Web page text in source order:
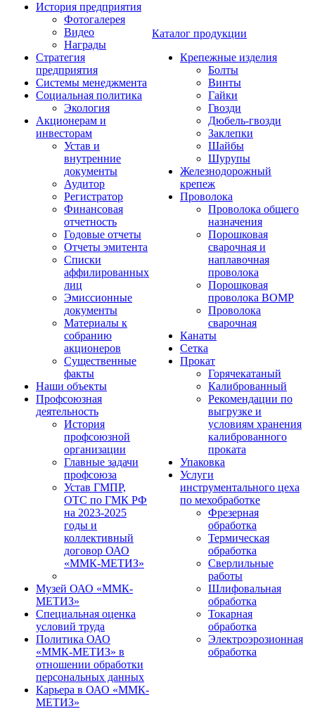
История предприятия
Фотогалерея
Видео
Награды
Стратегия
предприятия
Системы менеджмента
Социальная политика
Экология
Акционерам и
инвесторам
Устав и
внутренние
документы
Аудитор
Регистратор
Финансовая
отчетность
Годовые отчеты
Отчеты эмитента
Списки
аффилированных
лиц
Эмиссионные
документы
Материалы к
собранию
акционеров
Существенные
факты
Наши объекты
Профсоюзная
деятельность
История
профсоюзной
организации
Главные задачи
профсоюза
Устав ГМПР,
ОТС по ГМК РФ
на 2023-2025
годы и
коллективный
договор ОАО
«ММК-МЕТИЗ»
Музей ОАО «ММК-
МЕТИЗ»
Специальная оценка
условий труда
Политика ОАО
«ММК-МЕТИЗ» в
отношении обработки
персональных данных
Карьера в ОАО «ММК-
МЕТИЗ»
Каталог продукции
Крепежные изделия
Болты
Винты
Гайки
Гвозди
Дюбель-гвозди
Заклепки
Шайбы
Шурупы
Железнодорожный
крепеж
Проволока
Проволока общего
назначения
Порошковая
сварочная и
наплавочная
проволока
Порошковая
проволока ВОМР
Проволока
сварочная
Канаты
Сетка
Прокат
Горячекатаный
Калиброванный
Рекомендации по
выгрузке и
условиям хранения
калиброванного
проката
Упаковка
Услуги
инструментального цеха
по мехобработке
Фрезерная
обработка
Термическая
обработка
Сверлильные
работы
Шлифовальная
обработка
Токарная
обработка
Электроэрозионная
обработка